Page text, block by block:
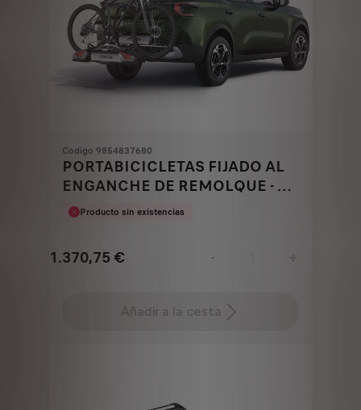
Codigo 9854837680
PORTABICICLETAS FIJADO AL
ENGANCHE DE REMOLQUE - 2
BICICLETAS
Producto sin existencias
1.370,75 € -
+
Añadir a la cesta